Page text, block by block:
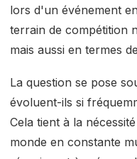
lors d'un événement
terrain de compétition
mais aussi en termes
La question se pose
évoluent-ils si
Cela tient à la
monde en constante